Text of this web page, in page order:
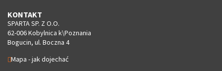
KONTAKT
SPARTA SP. Z O.O.
62-006 Kobylnica k\Poznania
Bogucin, ul. Boczna 4
Mapa - jak dojechać